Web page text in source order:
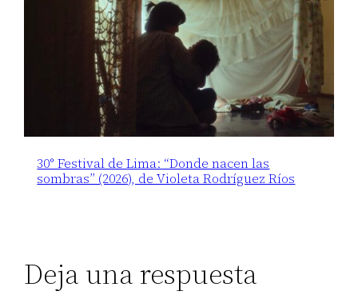
30° Festival de Lima: “Donde nacen las
sombras” (2026), de Violeta Rodríguez Ríos
Deja una respuesta